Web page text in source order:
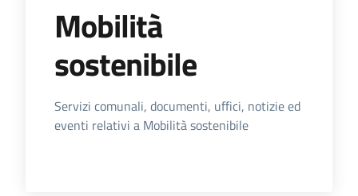
Mobilità
sostenibile
Dettagli dell'Argomento
Servizi comunali, documenti, uffici, notizie ed
eventi relativi a Mobilità sostenibile